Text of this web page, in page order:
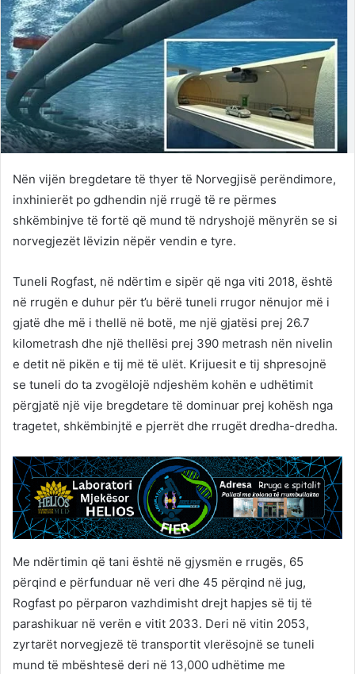
Nën vijën bregdetare të thyer të Norvegjisë perëndimore,
inxhinierët po gdhendin një rrugë të re përmes
shkëmbinjve të fortë që mund të ndryshojë mënyrën se si
norvegjezët lëvizin nëpër vendin e tyre.
Tuneli Rogfast, në ndërtim e sipër që nga viti 2018, është
në rrugën e duhur për t’u bërë tuneli rrugor nënujor më i
gjatë dhe më i thellë në botë, me një gjatësi prej 26.7
kilometrash dhe një thellësi prej 390 metrash nën nivelin
e detit në pikën e tij më të ulët. Krijuesit e tij shpresojnë
se tuneli do ta zvogëlojë ndjeshëm kohën e udhëtimit
përgjatë një vije bregdetare të dominuar prej kohësh nga
tragetet, shkëmbinjtë e pjerrët dhe rrugët dredha-dredha.
Me ndërtimin që tani është në gjysmën e rrugës, 65
përqind e përfunduar në veri dhe 45 përqind në jug,
Rogfast po përparon vazhdimisht drejt hapjes së tij të
parashikuar në verën e vitit 2033. Deri në vitin 2053,
zyrtarët norvegjezë të transportit vlerësojnë se tuneli
mund të mbështesë deri në 13,000 udhëtime me